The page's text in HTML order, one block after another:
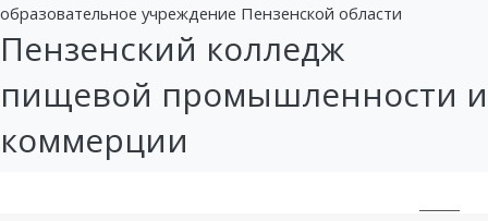
образовательное учреждение Пензенской области
Пензенский колледж
пищевой промышленности и
коммерции